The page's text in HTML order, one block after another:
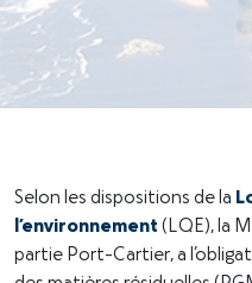
Selon les dispositions de la
l’environnement (LQE), la
partie Port-Cartier, a